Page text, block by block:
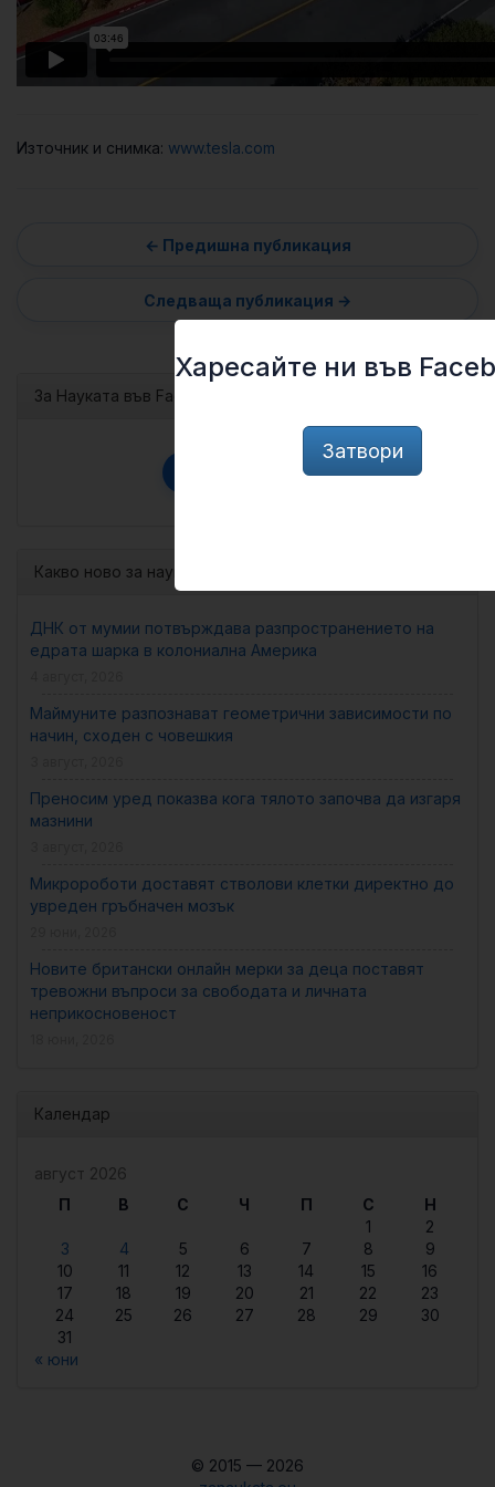
Източник и снимка: www.tesla.com
За Науката във Facebook
Последвай ни
Какво ново за науката…
ДНК от мумии потвърждава разпространението на
едрата шарка в колониална Америка
Маймуните разпознават геометрични зависимости по
начин, сходен с човешкия
Преносим уред показва кога тялото започва да изгаря
мазнини
Микророботи доставят стволови клетки директно до
увреден гръбначен мозък
Новите британски онлайн мерки за деца поставят
тревожни въпроси за свободата и личната
неприкосновеност
Календар
август 2026
П
В С Ч П С
Н
1
2
3
4 5 6 7 8
9
10
11 12 13 14 15
16
17
18 19 20 21 22
23
24
25 26 27 28 29
30
31
« юни
© 2015 — 2026
Харесайте ни във
Затвори